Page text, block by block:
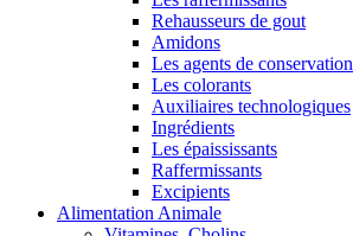
Rehausseurs de gout
Amidons
Les agents de conservation
Les colorants
Auxiliaires technologiques
Ingrédients
Les épaississants
Raffermissants
Excipients
Alimentation Animale